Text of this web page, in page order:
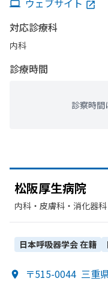
ウェブサイト
対応診療科
内科
診療時間
診察時間
松阪厚生病院
内科・​皮膚科・​消化器
日本呼吸器学会在籍
〒515-0044 三重